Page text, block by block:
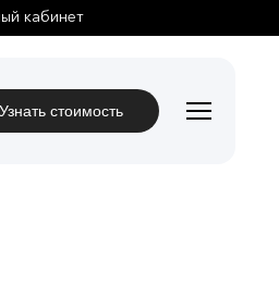
кабинет
Узнать стоимость